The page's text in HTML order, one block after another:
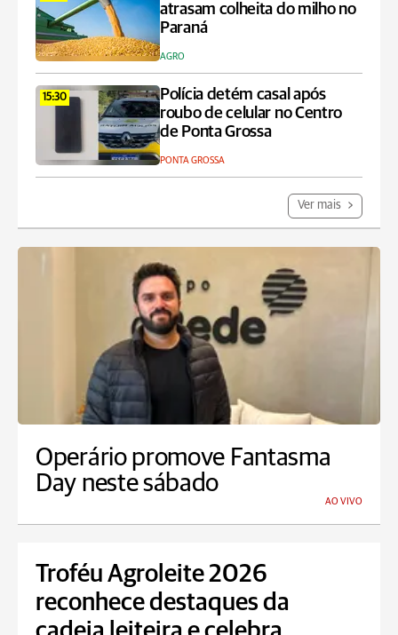
atrasam colheita do milho no
Paraná
AGRO
15:30
Polícia detém casal após
roubo de celular no Centro
de Ponta Grossa
PONTA GROSSA
Ver mais
Operário promove Fantasma
Day neste sábado
AO VIVO
Troféu Agroleite 2026
reconhece destaques da